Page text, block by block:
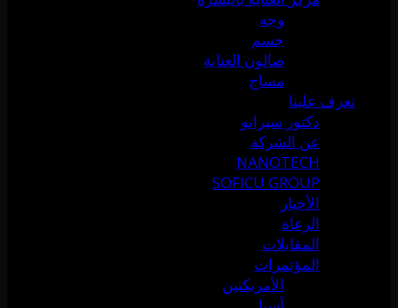
وجه
جسم
صالون العناية
مساج
تعرف علينا
دكتور سيرانو
عن الشركة
NANOTECH
SOFICU GROUP
الأخبار
الرعاة
المقابلات
المؤتمرات
الأمريكتين